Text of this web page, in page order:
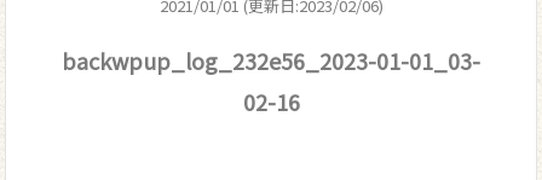
2021/01/01 (更新日:2023/02/06)
backwpup_log_232e56_2023-01-01_03-
02-16